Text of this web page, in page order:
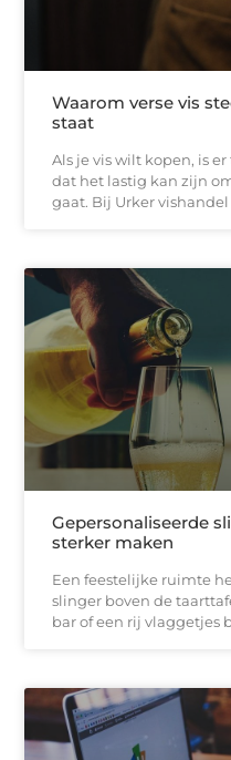
Waarom verse vis
staat
Als je vis wilt kopen, is
dat het lastig kan zijn
gaat. Bij Urker vishandel
Gepersonaliseerde
sterker maken
Een feestelijke ruimte
slinger boven de
bar of een rij vlaggetjes